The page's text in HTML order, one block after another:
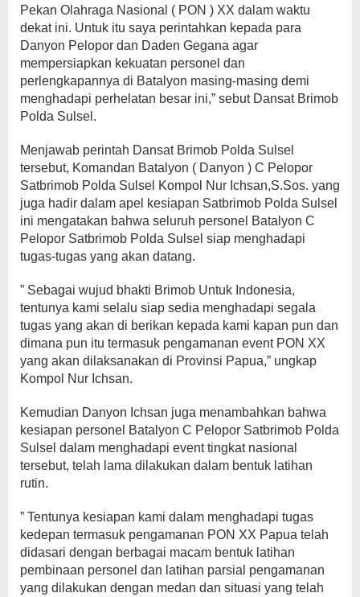
Pekan Olahraga Nasional ( PON ) XX dalam waktu
dekat ini. Untuk itu saya perintahkan kepada para
Danyon Pelopor dan Daden Gegana agar
mempersiapkan kekuatan personel dan
perlengkapannya di Batalyon masing-masing demi
menghadapi perhelatan besar ini,” sebut Dansat Brimob
Polda Sulsel.
Menjawab perintah Dansat Brimob Polda Sulsel
tersebut, Komandan Batalyon ( Danyon ) C Pelopor
Satbrimob Polda Sulsel Kompol Nur Ichsan,S.Sos. yang
juga hadir dalam apel kesiapan Satbrimob Polda Sulsel
ini mengatakan bahwa seluruh personel Batalyon C
Pelopor Satbrimob Polda Sulsel siap menghadapi
tugas-tugas yang akan datang.
” Sebagai wujud bhakti Brimob Untuk Indonesia,
tentunya kami selalu siap sedia menghadapi segala
tugas yang akan di berikan kepada kami kapan pun dan
dimana pun itu termasuk pengamanan event PON XX
yang akan dilaksanakan di Provinsi Papua,” ungkap
Kompol Nur Ichsan.
Kemudian Danyon Ichsan juga menambahkan bahwa
kesiapan personel Batalyon C Pelopor Satbrimob Polda
Sulsel dalam menghadapi event tingkat nasional
tersebut, telah lama dilakukan dalam bentuk latihan
rutin.
” Tentunya kesiapan kami dalam menghadapi tugas
kedepan termasuk pengamanan PON XX Papua telah
didasari dengan berbagai macam bentuk latihan
pembinaan personel dan latihan parsial pengamanan
yang dilakukan dengan medan dan situasi yang telah